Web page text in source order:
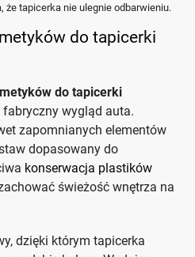
że tapicerka nie ulegnie odbarwieniu.
do tapicerki
do tapicerki
wygląd auta.
zapomnianych elementów
dopasowany do
konserwacja plastików
świeżość wnętrza na
dzięki którym tapicerka